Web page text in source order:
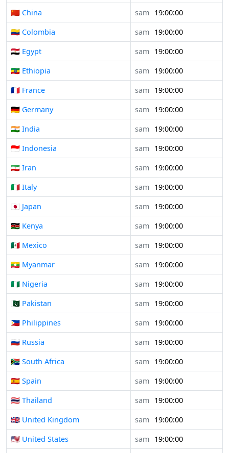
🇨🇳 China
sam 19:00:00
🇨🇴 Colombia
sam 19:00:00
🇪🇬 Egypt
sam 19:00:00
🇪🇹 Ethiopia
sam 19:00:00
🇫🇷 France
sam 19:00:00
🇩🇪 Germany
sam 19:00:00
🇮🇳 India
sam 19:00:00
🇮🇩 Indonesia
sam 19:00:00
🇮🇷 Iran
sam 19:00:00
🇮🇹 Italy
sam 19:00:00
🇯🇵 Japan
sam 19:00:00
🇰🇪 Kenya
sam 19:00:00
🇲🇽 Mexico
sam 19:00:00
🇲🇲 Myanmar
sam 19:00:00
🇳🇬 Nigeria
sam 19:00:00
🇵🇰 Pakistan
sam 19:00:00
🇵🇭 Philippines
sam 19:00:00
🇷🇺 Russia
sam 19:00:00
🇿🇦 South Africa
sam 19:00:00
🇪🇸 Spain
sam 19:00:00
🇹🇭 Thailand
sam 19:00:00
🇬🇧 United Kingdom
sam 19:00:00
🇺🇸 United States
sam 19:00:00